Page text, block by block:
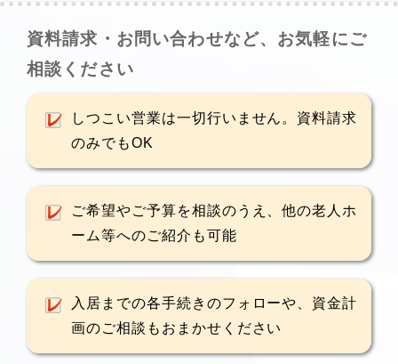
資料請求・お問い合わせなど、お気軽にご
相談ください
しつこい営業は一切行いません。資料請求
のみでもOK
ご希望やご予算を相談のうえ、他の老人ホ
ーム等へのご紹介も可能
入居までの各手続きのフォローや、資金計
画のご相談もおまかせください